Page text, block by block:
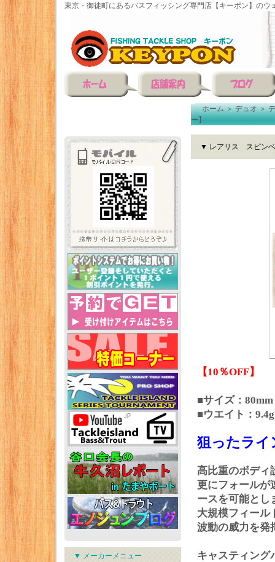
東京・御徒町にあるバスフィッシング専門店【キーポン】のウ
▼ メーカーメニュー
ホーム＞デュオ＞
ー】
▼ レアリス スピンベ
【10％OFF】
■サイズ：80mm
■ウエイト：9.4g
狙ったライ
高比重のボディ
更にフォールが
ースを可能とし
大規模フィール
波動の威力を発
キャスティング